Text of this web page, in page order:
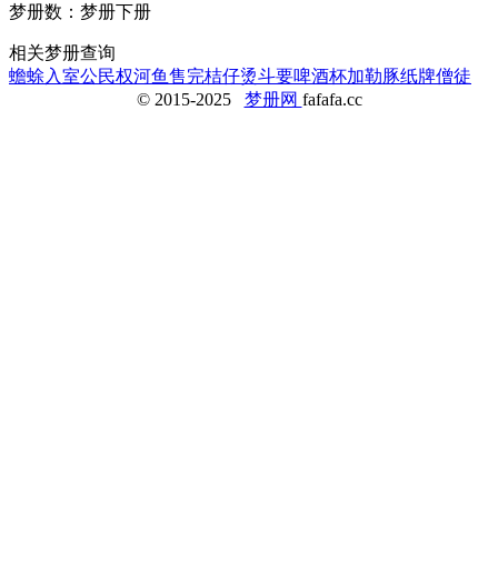
梦册数：梦册下册
相关梦册查询
蟾蜍入室公民权河鱼售完桔仔烫斗要啤酒杯加勒豚纸牌僧徒
© 2015-2025 梦册网 fafafa.cc